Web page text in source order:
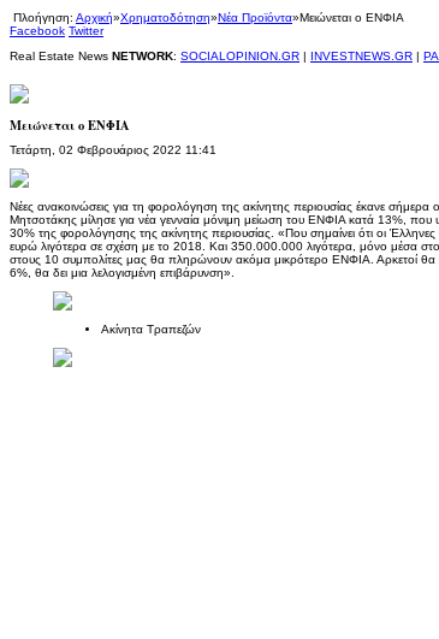
Πλοήγηση: Αρχική»Χρηματοδότηση»Νέα Προϊόντα»Μειώνεται ο ΕΝΦΙΑ
Facebook Twitter
Real Estate News NETWORK: SOCIALOPINION.GR | INVESTNEWS.GR |
Μειώνεται ο ΕΝΦΙΑ
Τετάρτη, 02 Φεβρουάριος 2022 11:41
Νέες ανακοινώσεις για τη φορολόγηση της ακίνητης περιουσίας έκανε
Μητσοτάκης μίλησε για νέα γενναία μόνιμη μείωση του ΕΝΦΙΑ κατά 13%, που
30% της φορολόγησης της ακίνητης περιουσίας. «Που σημαίνει ότι οι
ευρώ λιγότερα σε σχέση με το 2018. Και 350.000.000 λιγότερα, μόνο μέσα
στους 10 συμπολίτες μας θα πληρώνουν ακόμα μικρότερο ΕΝΦΙΑ. Αρκετοί
6%, θα δει μια λελογισμένη επιβάρυνση».
Ακίνητα Τραπεζών